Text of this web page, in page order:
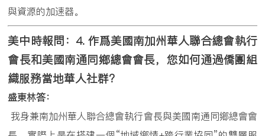
與資源的加速器。
美中時報問： 4. 作爲美國南加州華人聯合總會執行
會長和美國南通同鄉總會會長，您如何通過僑團組
織服務當地華人社群？
盛東林答：
我身兼南加州華人聯合總會執行會長與美國南通同鄉總會會